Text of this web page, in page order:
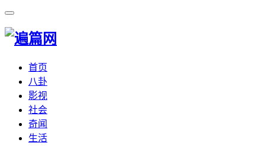
首页
八卦
影视
社会
奇闻
生活